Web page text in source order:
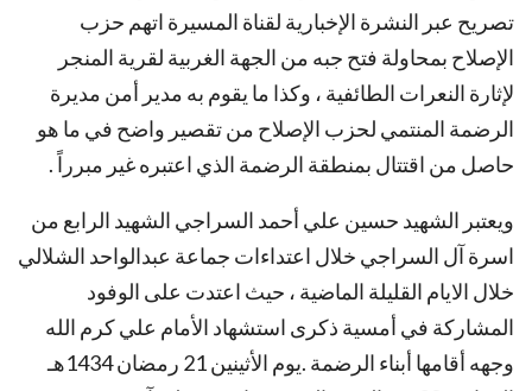
تصريح عبر النشرة الإخبارية لقناة المسيرة اتهم حزب
الإصلاح بمحاولة فتح جبه من الجهة الغربية لقرية المنجر
لإثارة النعرات الطائفية ، وكذا ما يقوم به مدير أمن مديرة
الرضمة المنتمي لحزب الإصلاح من تقصير واضح في ما هو
حاصل من اقتتال بمنطقة الرضمة الذي اعتبره غير مبرراً .
ويعتبر الشهيد حسين علي أحمد السراجي الشهيد الرابع من
اسرة آل السراجي خلال اعتداءات جماعة عبدالواحد الشلالي
خلال الايام القليلة الماضية ، حيث اعتدت على الوفود
المشاركة في أمسية ذكرى استشهاد الأمام علي كرم الله
وجهه أقامها أبناء الرضمة .يوم الأثينين 21 رمضان 1434هـ